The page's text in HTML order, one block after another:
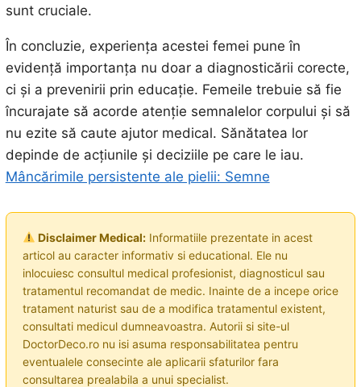
sunt cruciale.
În concluzie, experiența acestei femei pune în
evidență importanța nu doar a diagnosticării corecte,
ci și a prevenirii prin educație. Femeile trebuie să fie
încurajate să acorde atenție semnalelor corpului și să
nu ezite să caute ajutor medical. Sănătatea lor
depinde de acțiunile și deciziile pe care le iau.
Mâncărimile persistente ale pielii: Semne
Disclaimer Medical:Informatiile prezentate in acest
articol au caracter informativ si educational. Ele nu
inlocuiesc consultul medical profesionist, diagnosticul sau
tratamentul recomandat de medic. Inainte de a incepe orice
tratament naturist sau de a modifica tratamentul existent,
consultati medicul dumneavoastra. Autorii si site-ul
DoctorDeco.ro nu isi asuma responsabilitatea pentru
eventualele consecinte ale aplicarii sfaturilor fara
consultarea prealabila a unui specialist.